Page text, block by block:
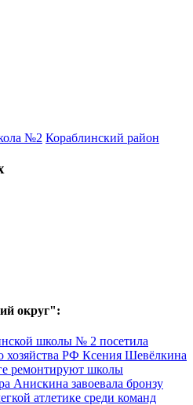
№2 Кораблинский район
округ":
школы № 2 посетила
хозяйства РФ Ксения Шевёлкина
ремонтируют школы
Анискина завоевала бронзу
атлетике среди команд